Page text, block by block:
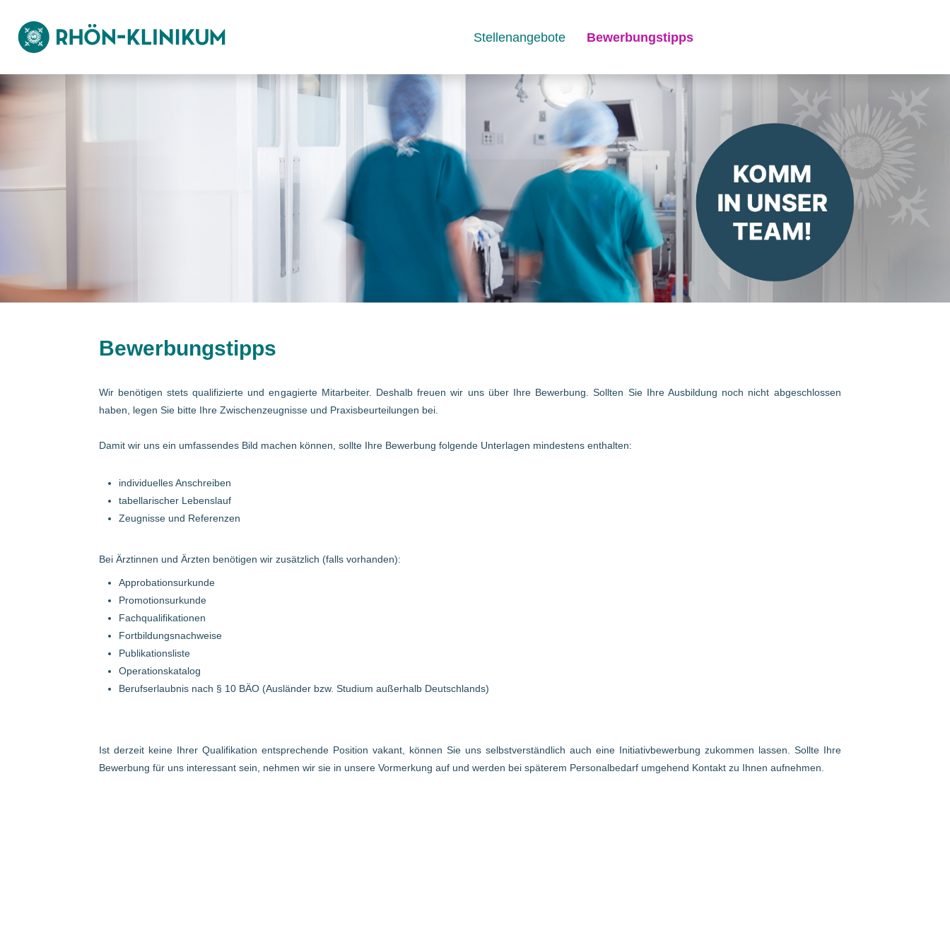
Stellenangebote Bewerbungstipps
Bewerbungstipps
Wir benötigen stets qualifizierte und engagierte Mitarbeiter. Deshalb freuen wir uns über Ihre Bewerbung. Sollten Sie Ihre Ausbildung noch nicht abgeschlossen
haben, legen Sie bitte Ihre Zwischenzeugnisse und Praxisbeurteilungen bei.
Damit wir uns ein umfassendes Bild machen können, sollte Ihre Bewerbung folgende Unterlagen mindestens enthalten:
individuelles Anschreiben
tabellarischer Lebenslauf
Zeugnisse und Referenzen
Bei Ärztinnen und Ärzten benötigen wir zusätzlich (falls vorhanden):
Approbationsurkunde
Promotionsurkunde
Fachqualifikationen
Fortbildungsnachweise
Publikationsliste
Operationskatalog
Berufserlaubnis nach § 10 BÄO (Ausländer bzw. Studium außerhalb Deutschlands)
Ist derzeit keine Ihrer Qualifikation entsprechende Position vakant, können Sie uns selbstverständlich auch eine Initiativbewerbung zukommen lassen. Sollte Ihre
Bewerbung für uns interessant sein, nehmen wir sie in unsere Vormerkung auf und werden bei späterem Personalbedarf umgehend Kontakt zu Ihnen aufnehmen.